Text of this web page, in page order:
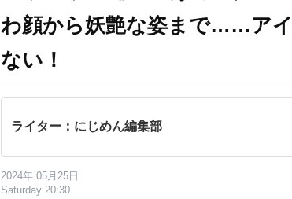
わ顔から妖艶な姿まで……ア
ない！
ライター：にじめん編集部
2024年 05月25日
Saturday 20:30